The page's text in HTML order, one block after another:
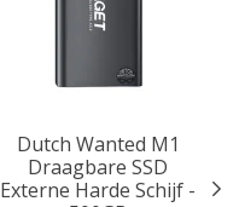
Dutch Wanted M1
Draagbare SSD
Externe Harde Schijf -